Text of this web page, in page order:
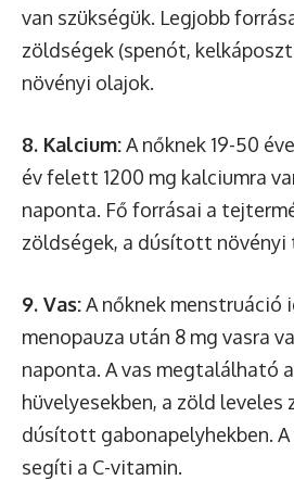
van szükségük. Legjobb
zöldségek (spenót,
növényi olajok.
8. Kalcium:A nőknek 19-50
év felett 1200 mg kalciumra
naponta. Fő forrásai a
zöldségek, a dúsított növényi
9. Vas:A nőknek menstruáció
menopauza után 8 mg vasra
naponta. A vas megtalálható
hüvelyesekben, a zöld leveles
dúsított gabonapelyhekben.
segíti a C-vitamin.